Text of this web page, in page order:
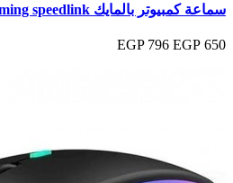
سماعة كمبيوتر بالمايك legatos gaming speedlink
650 EGP
796 EGP